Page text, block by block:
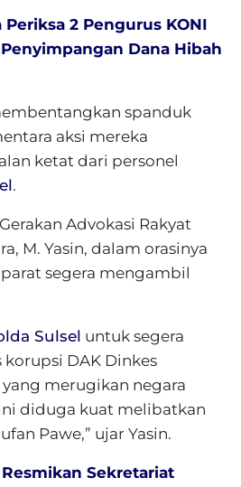
Periksa 2 Pengurus KONI
Dana Hibah
spanduk
aksi mereka
ketat dari personel
.
Advokasi Rakyat
M. Yasin, dalam orasinya
segera mengambil
Sulsel untuk segera
DAK Dinkes
yang merugikan negara
diduga kuat melibatkan
Pawe,” ujar Yasin.
Sekretariat